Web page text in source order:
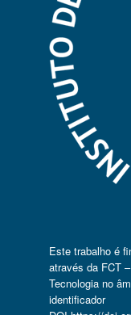
Este trabalho é
através da FCT
Tecnologia no
identificador